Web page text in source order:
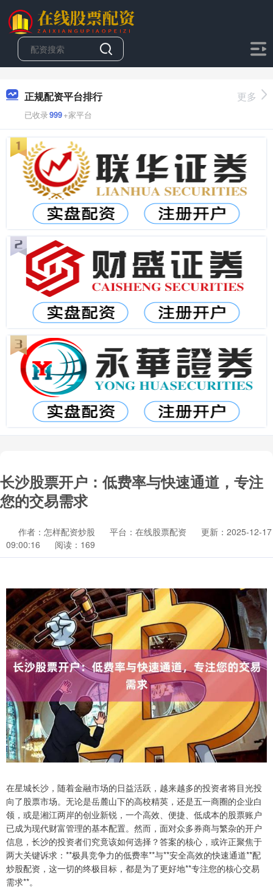
正规配资平台排行
已收录999+家平台
更多
长沙股票开户：低费率与快速通道，专注
您的交易需求
作者：怎样配资炒股 平台：在线股票配资
更新：2025-12-17
09:00:16
阅读：169
在星城长沙，随着金融市场的日益活跃，越来越多的投资者将目光投
向了股票市场。无论是岳麓山下的高校精英，还是五一商圈的企业白
领，或是湘江两岸的创业新锐，一个高效、便捷、低成本的股票账户
已成为现代财富管理的基本配置。然而，面对众多券商与繁杂的开户
信息，长沙的投资者们究竟该如何选择？答案的核心，或许正聚焦于
两大关键诉求：**极具竞争力的低费率**与**安全高效的快速通道**配
炒股配资，这一切的终极目标，都是为了更好地**专注您的核心交易
需求**。